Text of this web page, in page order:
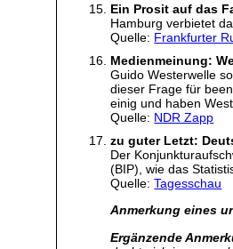
Ein Prosit auf das
Hamburg verbietet
Quelle: Frankfurter
Medienmeinung:
Guido Westerwelle
dieser Frage für
einig und haben
Quelle: NDR Zapp
zu guter Letzt:
Der
(BIP), wie das
Quelle:Tagesschau
Anmerkung eines
Ergänzende